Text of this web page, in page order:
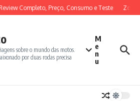
Completo, Preço, Consumo e Teste
sobre o mundo das motos.
por duas rodas precisa
M
e
n
u